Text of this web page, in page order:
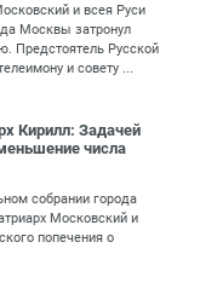
и всея Руси
Москвы затронул
Предстоятель Русской
и совету ...
Кирилл: Задачей
числа
собрании города
Московский и
попечения о